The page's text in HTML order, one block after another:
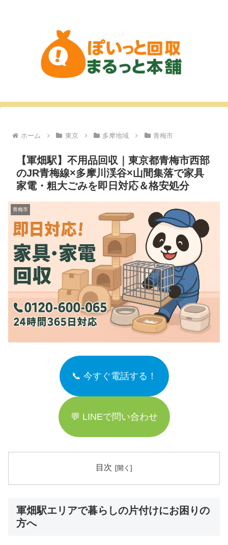
ホーム 東京 多摩地域 青梅市
【軍畑駅】不用品回収｜東京都青梅市西部
のJR青梅線×多摩川渓谷×山間集落で家具
家電・粗大ごみを即日対応＆格安処分
青梅市
📞 今すぐ電話する！
💬 LINEで問い合わせ
目次
軍畑駅エリアで暮らしの片付けにお困りの
方へ